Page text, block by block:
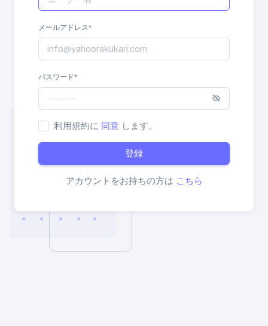
メールアドレス*
パスワード*
利用規約に 同意 します。
登録
アカウントをお持ちの方は こちら